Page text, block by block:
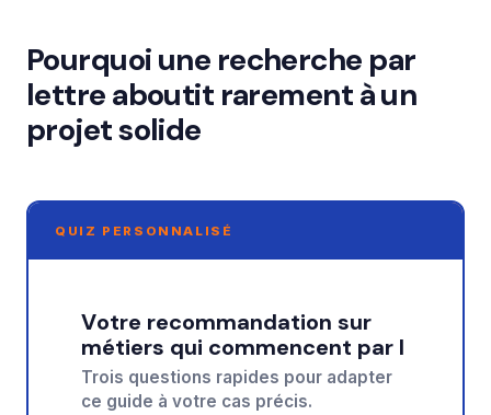
Pourquoi une recherche par
lettre aboutit rarement à un
projet solide
QUIZ PERSONNALISÉ
Votre recommandation sur
métiers qui commencent par l
Trois questions rapides pour adapter
ce guide à votre cas précis.